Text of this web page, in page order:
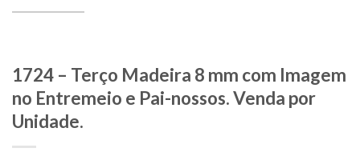
1724 – Terço Madeira 8 mm com Imagem
no Entremeio e Pai-nossos. Venda por
Unidade.